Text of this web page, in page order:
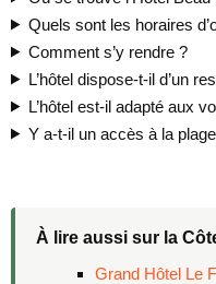
Quels sont les horaires
Comment s’y rendre ?
L’hôtel dispose-t-il d’un
L’hôtel est-il adapté aux
Y a-t-il un accès à la
À lire aussi sur la
Grand Hôtel Le